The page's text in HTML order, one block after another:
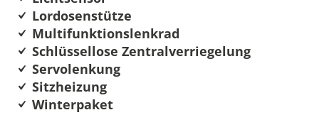
Lordosenstütze
Multifunktionslenkrad
Schlüssellose Zentralverriegelung
Servolenkung
Sitzheizung
Winterpaket